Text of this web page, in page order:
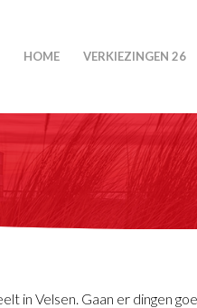
HOME VERKIEZINGEN 26
in Velsen. Gaan er dingen